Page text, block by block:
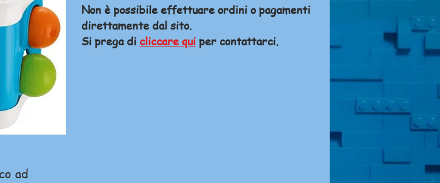
ad
Non è possibile effettuare ordini o pagamenti
direttamente dal sito.
Si prega di cliccare qui per contattarci.